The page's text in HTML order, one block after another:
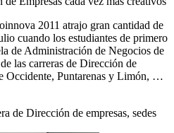
2011 atrajo gran cantidad de
cuando los estudiantes de primero
de Administración de Negocios de
las carreras de Dirección de
Occidente, Puntarenas y Limón, …
de Dirección de empresas, sedes